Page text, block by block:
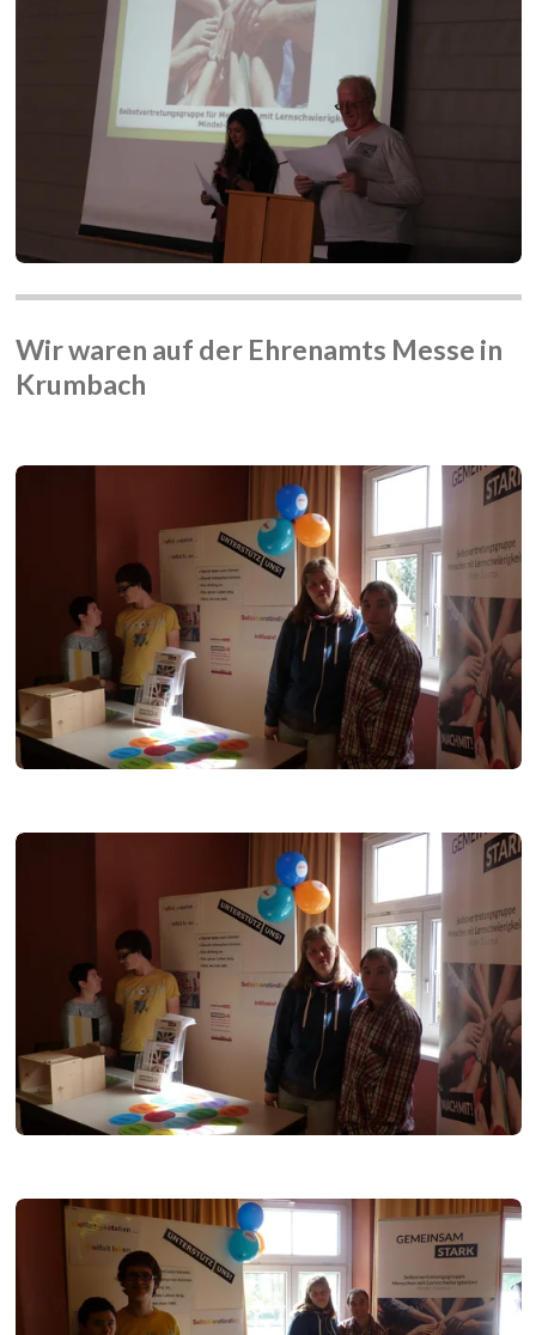
Wir waren auf der Ehrenamts Messe in
Krumbach